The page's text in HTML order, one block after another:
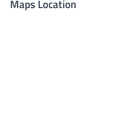
Maps Location